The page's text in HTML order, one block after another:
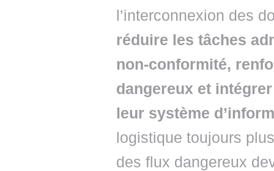
l’interconnexion des
réduire les tâches
non-conformité,
dangereux et
leur système
logistique toujours
des flux dangereux